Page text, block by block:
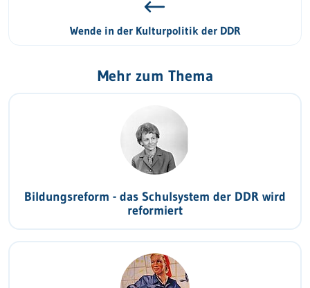
Wende in der Kulturpolitik der DDR
Mehr zum Thema
Bildungsreform - das Schulsystem der DDR wird
reformiert